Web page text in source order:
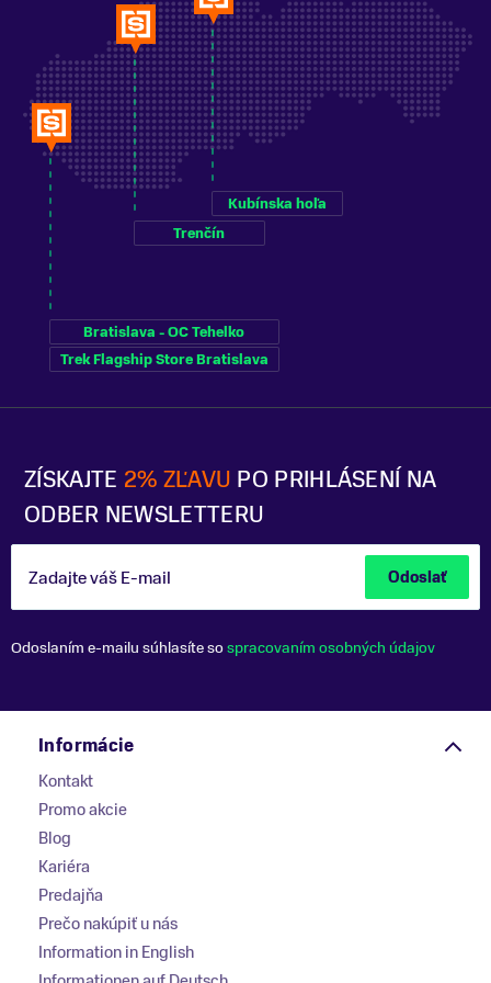
ZÍSKAJTE 2% ZĽAVU PO PRIHLÁSENÍ NA
ODBER NEWSLETTERU
Zadajte váš E-mail Odoslať
Odoslaním e-mailu súhlasíte sospracovaním osobných údajov
Bratislava - OC Tehelko
Trek Flagship Store Bratislava
Trenčín
Kubínska hoľa
Informácie
Kontakt
Promo akcie
Blog
Kariéra
Predajňa
Prečo nakúpiť u nás
Information in English